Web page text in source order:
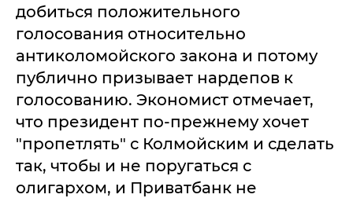
добиться положительного
голосования относительно
антиколомойского закона и потому
публично призывает нардепов к
голосованию. Экономист отмечает,
что президент по-прежнему хочет
"пропетлять" с Колмойским и сделать
так, чтобы и не поругаться с
олигархом, и Приватбанк не